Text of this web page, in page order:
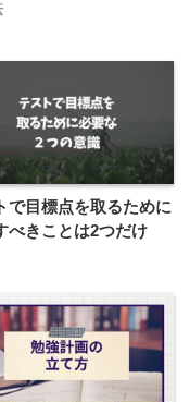
で目標点を取るために
べきことは2つだけ